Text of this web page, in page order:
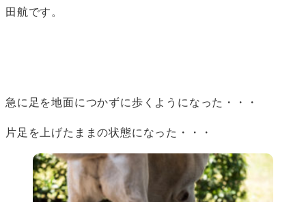
田航です。
急に足を地面につかずに歩くようになった・・・
片足を上げたままの状態になった・・・